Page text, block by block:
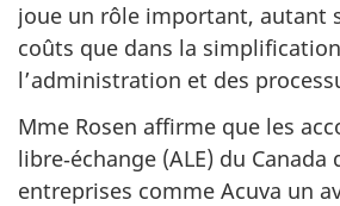
joue un rôle important, autant
coûts que dans la
l’administration et des
Mme Rosen affirme que les
libre‑échange (ALE) du
entreprises comme Acuva un